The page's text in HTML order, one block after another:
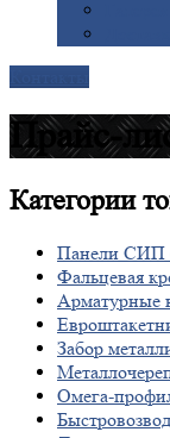
Прайс-
Категории
Панели СИП
Фальцевая
Арматурные
Забор
Омега-